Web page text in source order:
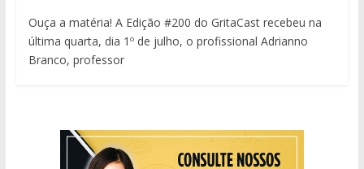
Ouça a matéria! A Edição #200 do GritaCast recebeu na
última quarta, dia 1º de julho, o profissional Adrianno
Branco, professor